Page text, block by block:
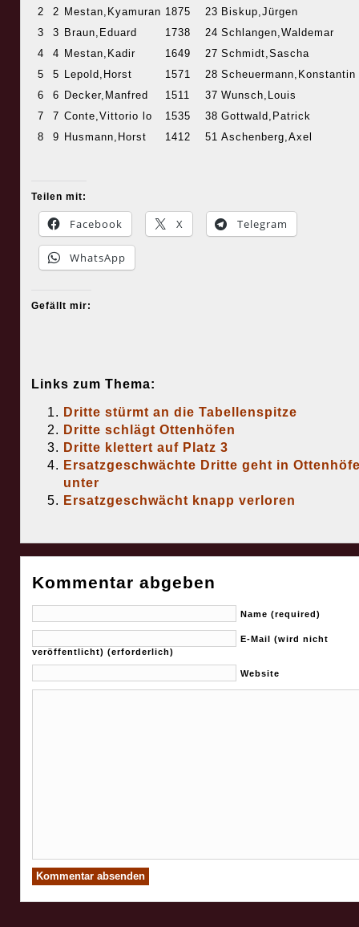
2 2 Mestan,Kyamuran 1875 23 Biskup,Jürgen
3
3 Braun,Eduard 1738 24 Schlangen,Waldemar
4
4 Mestan,Kadir 1649 27 Schmidt,Sascha
5
5 Lepold,Horst 1571 28 Scheuermann,Konstantin
6
6 Decker,Manfred 1511 37 Wunsch,Louis
7
7 Conte,Vittorio lo 1535 38 Gottwald,Patrick
8
9 Husmann,Horst 1412 51 Aschenberg,Axel
Teilen mit:
Facebook X Telegram
WhatsApp
Gefällt mir:
Links zum Thema:
Dritte stürmt an die Tabellenspitze
Dritte schlägt Ottenhöfen
Dritte klettert auf Platz 3
Ersatzgeschwächte Dritte geht in
unter
Ersatzgeschwächt knapp verloren
Kommentar abgeben
Name (required)
E-Mail (wird nicht
veröffentlicht) (erforderlich)
Website